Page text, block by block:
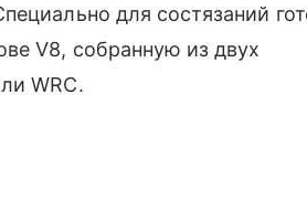
для состязаний
V8, собранную из двух
WRC.